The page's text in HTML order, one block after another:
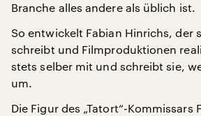
Branche alles andere als üblich ist.
So entwickelt Fabian Hinrichs, der
schreibt und Filmproduktionen
stets selber mit und schreibt sie,
um.
Die Figur des „Tatort“-Kommissars